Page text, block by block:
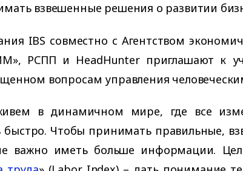
взвешенные решения о развитии
IBS совместно с Агентством
РСПП и HeadHunter приглашают к
вопросам управления
в динамичном мире, где все
быстро. Чтобы принимать правильные,
важно иметь больше информации.